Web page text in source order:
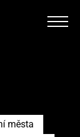
města